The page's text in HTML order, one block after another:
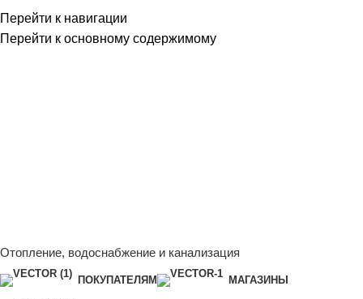
Перейти к навигации
Перейти к основному содержимому
Отопление, водоснабжение и канализация
ПОКУПАТЕЛЯМ МАГАЗИНЫ